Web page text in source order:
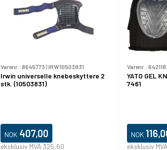
Varenr.: 8645773 | IRW10503831
Irwin universelle knebeskyttere 2
stk. (10503831)
NOK 407,00
eksklusiv MVA 325,60
Varenr.:
YATO GEL
7461
NOK
eksklusiv